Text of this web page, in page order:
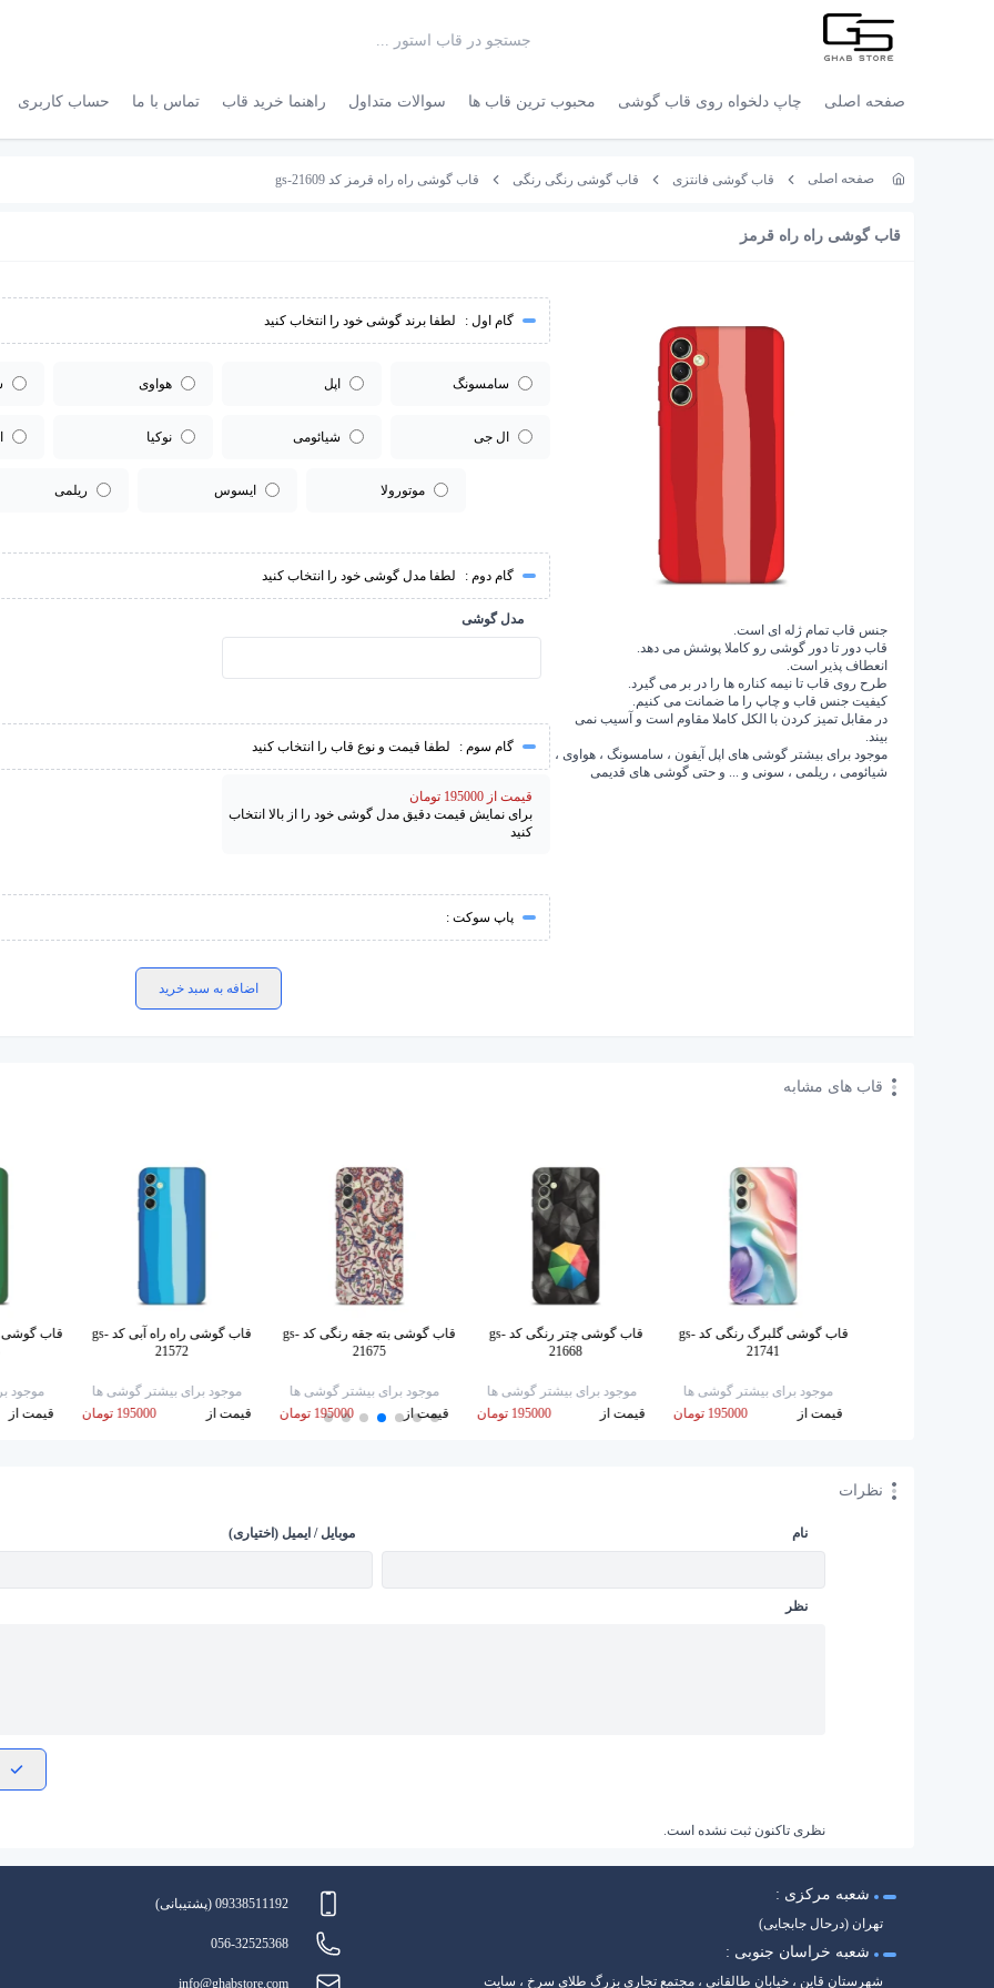
صفحه اصلی چاپ دلخواه روی قاب گوشی محبوب ترین قاب ها سوالات متداول راهنما خرید قاب تماس با ما حساب کاربری
صفحه اصلی قاب گوشی فانتزی قاب گوشی رنگی رنگی قاب گوشی راه راه قرمز کد gs-21609
قاب گوشی راه راه قرمز
جنس قاب تمام ژله ای است.
قاب دور تا دور گوشی رو کاملا پوشش می دهد.
انعطاف پذیر است.
طرح روی قاب تا نیمه کناره ها را در بر می گیرد.
کیفیت جنس قاب و چاپ را ما ضمانت می کنیم.
در مقابل تمیز کردن با الکل کاملا مقاوم است و آسیب نمی
بیند.
موجود برای بیشتر گوشی های اپل آیفون ، سامسونگ ، هواوی ،
شیائومی ، ریلمی ، سونی و ... و حتی گوشی های قدیمی
گام اول : لطفا برند گوشی خود را انتخاب کنید
سامسونگ اپل هواوی
ال جی شیائومی نوکیا
موتورولا ایسوس ریلمی
گام دوم : لطفا مدل گوشی خود را انتخاب کنید
مدل گوشی
گام سوم : لطفا قیمت و نوع قاب را انتخاب کنید
قیمت از 195000 تومان
برای نمایش قیمت دقیق مدل گوشی خود را از بالا انتخاب
کنید
پاپ سوکت :
اضافه به سبد خرید
قاب های مشابه
قاب گوشی گلبرگ رنگی کد gs-
21741
موجود برای بیشتر گوشی ها
قیمت از
195000 تومان
قاب گوشی چتر رنگی کد gs-
21668
موجود برای بیشتر گوشی ها
قیمت از
195000 تومان
قاب گوشی بته جقه رنگی کد gs-
21675
موجود برای بیشتر گوشی ها
قیمت از
195000 تومان
قاب گوشی راه راه آبی کد gs-
21572
موجود برای بیشتر گوشی ها
قیمت از
195000 تومان
قاب گوشی
موجود
قیمت از
نظرات
نام موبایل / ایمیل (اختیاری)
نظر
نظری تاکنون ثبت نشده است.
شعبه مرکزی :
تهران (درحال جابجایی)
شعبه خراسان جنوبی :
شهرستان قاین ، خیابان طالقانی ، مجتمع تجاری بزرگ طلای سرخ ، سایت
09338511192 (پشتیبانی)
056-32525368
info@ghabstore.com